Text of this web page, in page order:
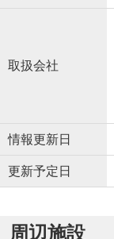
取扱会社
情報更新日
更新予定日
周辺施設